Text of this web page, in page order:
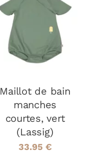
OPTIONS
CE
PRODUIT
A
PLUSIEURS
OPTIONS
PEUVENT
ÊTRE
CHOISIES
SUR
LA
/
DÉTAILS
Maillot de bain
manches
courtes, vert
(Lassig)
33.95 €